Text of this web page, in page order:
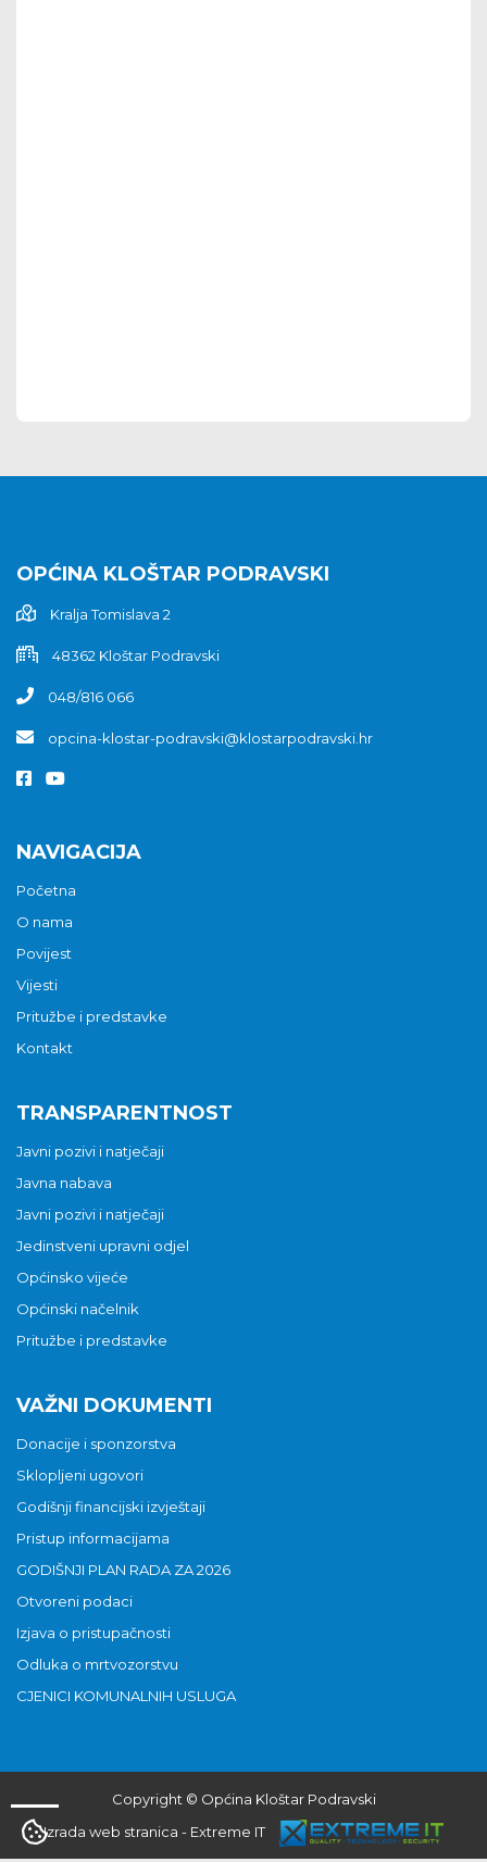
OPĆINA KLOŠTAR PODRAVSKI
Kralja Tomislava 2
48362 Kloštar Podravski
048/816 066
opcina-klostar-podravski@klostarpodravski.hr
NAVIGACIJA
Početna
O nama
Povijest
Vijesti
Pritužbe i predstavke
Kontakt
TRANSPARENTNOST
Javni pozivi i natječaji
Javna nabava
Javni pozivi i natječaji
Jedinstveni upravni odjel
Općinsko vijeće
Općinski načelnik
Pritužbe i predstavke
VAŽNI DOKUMENTI
Donacije i sponzorstva
Sklopljeni ugovori
Godišnji financijski izvještaji
Pristup informacijama
GODIŠNJI PLAN RADA ZA 2026
Otvoreni podaci
Izjava o pristupačnosti
Odluka o mrtvozorstvu
CJENICI KOMUNALNIH USLUGA
Copyright © Općina Kloštar Podravski
Izrada web stranica - Extreme IT